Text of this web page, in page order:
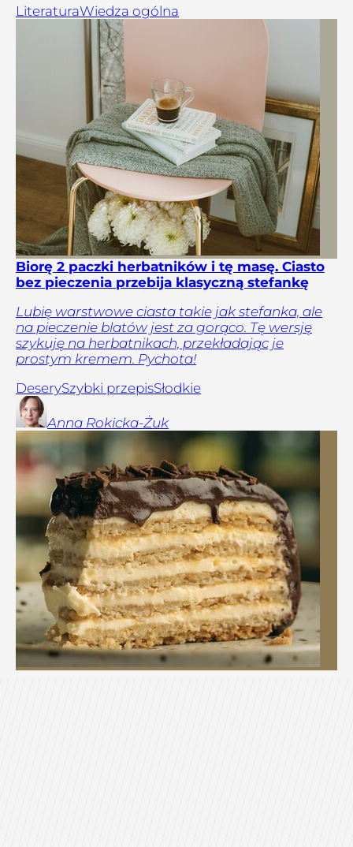
LiteraturaWiedza ogólna
Biorę 2 paczki herbatników i tę masę. Ciasto
bez pieczenia przebija klasyczną stefankę
Lubię warstwowe ciasta takie jak stefanka, ale
na pieczenie blatów jest za gorąco. Tę wersję
szykuję na herbatnikach, przekładając je
prostym kremem. Pychota!
DeserySzybki przepisSłodkie
Anna Rokicka-Żuk